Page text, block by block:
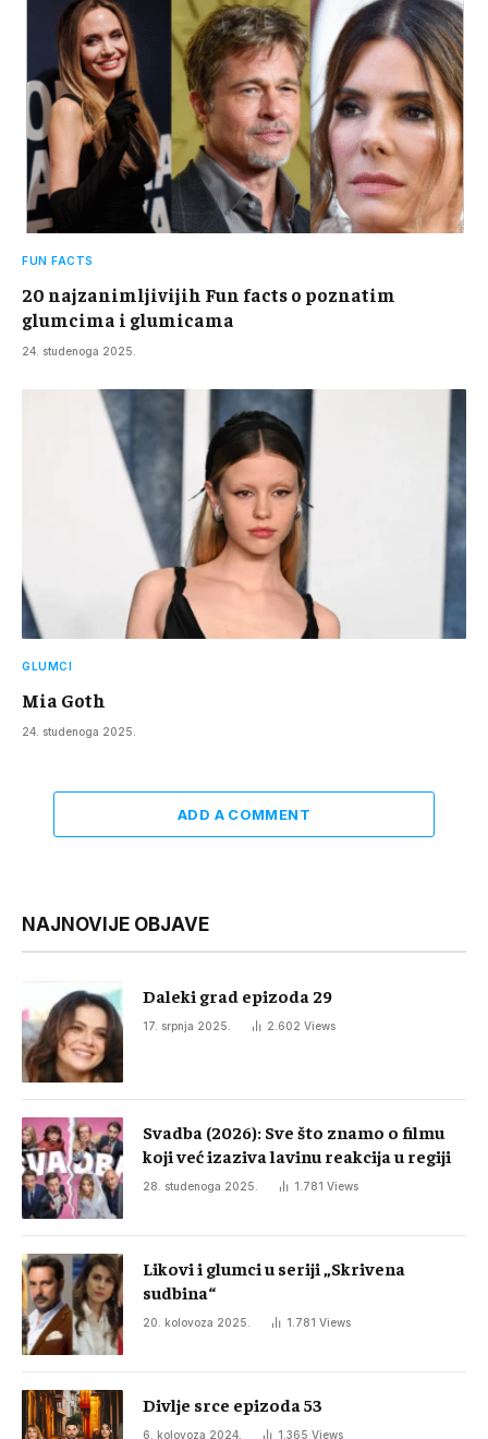
FUN FACTS
20 najzanimljivijih Fun facts o poznatim
glumcima i glumicama
24. studenoga 2025.
GLUMCI
Mia Goth
24. studenoga 2025.
ADD A COMMENT
NAJNOVIJE OBJAVE
Daleki grad epizoda 29
17. srpnja 2025. 2.602 Views
Svadba (2026): Sve što znamo o filmu
koji već izaziva lavinu reakcija u regiji
28. studenoga 2025. 1.781 Views
Likovi i glumci u seriji „Skrivena
sudbina“
20. kolovoza 2025. 1.781 Views
Divlje srce epizoda 53
6. kolovoza 2024. 1.365 Views